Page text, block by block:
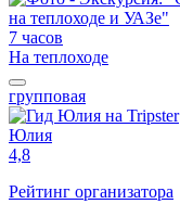
7 часов
На теплоходе
групповая
Юлия
4,8
Рейтинг организатора